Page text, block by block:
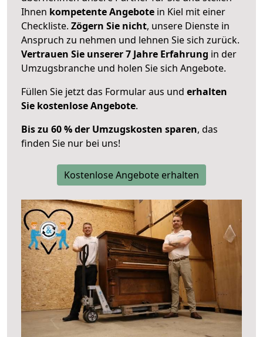
Ihnen kompetente Angebote in Kiel mit einer
Checkliste. Zögern Sie nicht, unsere Dienste in
Anspruch zu nehmen und lehnen Sie sich zurück.
Vertrauen Sie unserer 7 Jahre Erfahrung in der
Umzugsbranche und holen Sie sich Angebote.
Füllen Sie jetzt das Formular aus und erhalten
Sie kostenlose Angebote.
Bis zu 60 % der Umzugskosten sparen, das
finden Sie nur bei uns!
Kostenlose Angebote erhalten